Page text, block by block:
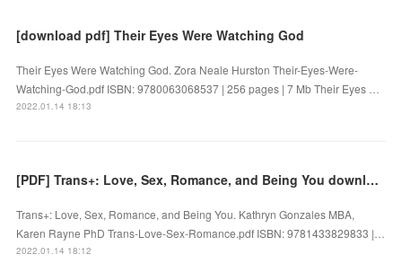
[download pdf] Their Eyes Were Watching God
Their Eyes Were Watching God. Zora Neale Hurston Their-Eyes-Were-
Watching-God.pdf ISBN: 9780063068537 | 256 pages | 7 Mb Their Eyes …
2022.01.14 18:13
[PDF] Trans+: Love, Sex, Romance, and Being You download
Trans+: Love, Sex, Romance, and Being You. Kathryn Gonzales MBA,
Karen Rayne PhD Trans-Love-Sex-Romance.pdf ISBN: 9781433829833 |…
2022.01.14 18:12